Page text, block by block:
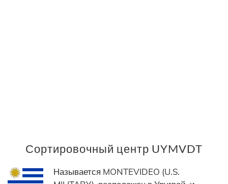
Сортировочный центр UYMVDT
Называется MONTEVIDEO (U.S.